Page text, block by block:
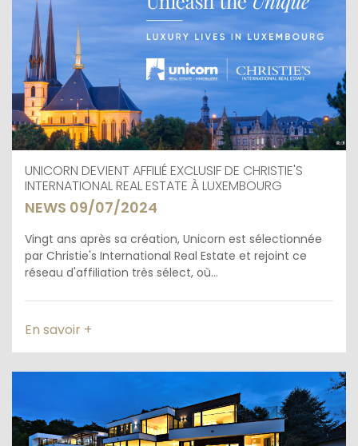
UNICORN DEVIENT AFFILIÉ EXCLUSIF DE CHRISTIE'S
INTERNATIONAL REAL ESTATE À LUXEMBOURG
NEWS 09/07/2024
Vingt ans après sa création, Unicorn est sélectionnée
par Christie's International Real Estate et rejoint ce
réseau d'affiliation très sélect, où...
En savoir +